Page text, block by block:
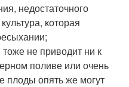
недостаточного
которая
не приводит ни к
поливе или очень
плоды опять же могут